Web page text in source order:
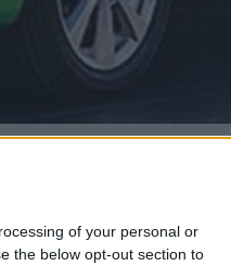
of your personal or
the below opt-out section to